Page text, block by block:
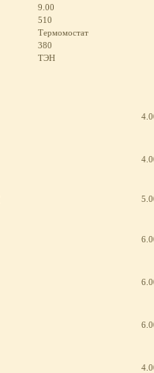
9.00
510
Термомостат
380
ТЭН